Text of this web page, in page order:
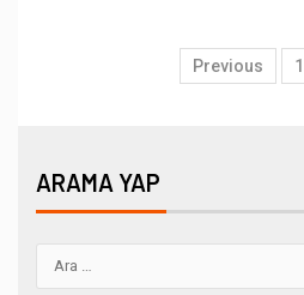
Previous 1
ARAMA YAP